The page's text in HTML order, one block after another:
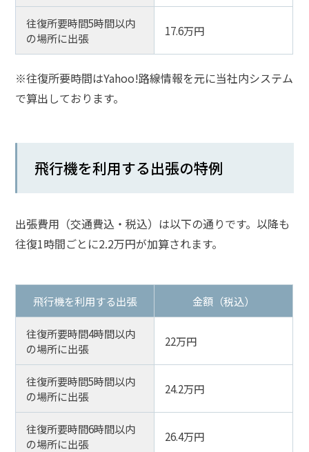
往復所要時間5時間以内
の場所に出張
17.6万円
※往復所要時間はYahoo!路線情報を元に当社内システム
で算出しております。
飛行機を利用する出張の特例
出張費用（交通費込・税込）は以下の通りです。以降も
往復1時間ごとに2.2万円が加算されます。
飛行機を利用する出張 金額（税込）
往復所要時間4時間以内
の場所に出張
22万円
往復所要時間5時間以内
の場所に出張
24.2万円
往復所要時間6時間以内
の場所に出張
26.4万円